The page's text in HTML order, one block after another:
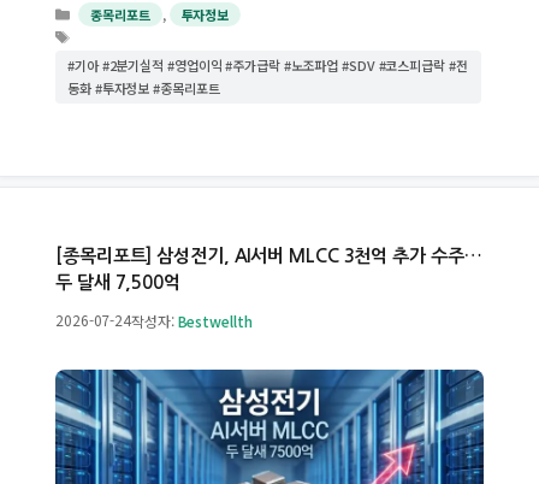
카
고
리
종목리포트 , 투자정보
그
#기아 #2분기실적 #영업이익 #주가급락 #노조파업 #SDV #코스피급락 #전
동화 #투자정보 #종목리포트
[종목리포트] 삼성전기, AI서버 MLCC 3천억 추가 수주…
두 달새 7,500억
2026-07-24작성자:Bestwellth